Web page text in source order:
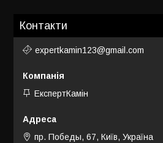
Контакти
expertkamin123@gmail.com
ЕкспертКамін
пр. Победы, 67, Київ, Україна